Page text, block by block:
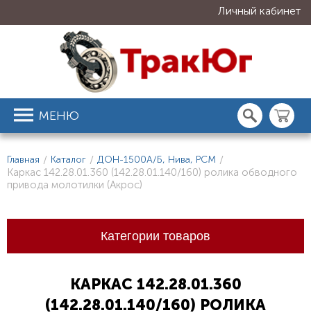
Личный кабинет
МЕНЮ
Главная / Каталог / ДОН-1500А/Б, Нива, РСМ /
Каркас 142.28.01.360 (142.28.01.140/160) ролика обводного
привода молотилки (Акрос)
Категории товаров
КАРКАС 142.28.01.360
(142.28.01.140/160) РОЛИКА